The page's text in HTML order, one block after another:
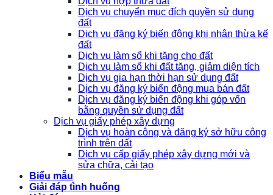
Dịch vụ chuyển mục đích quyền sử dụng
đất
Dịch vụ đăng ký biến động khi nhận thừa kế
đất
Dịch vụ làm sổ khi tặng cho đất
Dịch vụ làm sổ khi đất tăng, giảm diện tích
Dịch vụ gia hạn thời hạn sử dụng đất
Dịch vụ đăng ký biến động mua bán đất
Dịch vụ đăng ký biến động khi góp vốn
bằng quyền sử dụng đất
Dịch vụ giấy phép xây dựng
Dịch vụ hoàn công và đăng ký sở hữu công
trình trên đất
Dịch vụ cấp giấy phép xây dựng mới và
sửa chữa, cải tạo
Biểu mẫu
Giải đáp tình huống